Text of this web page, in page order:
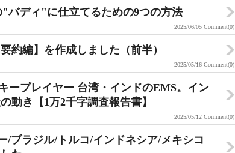
バディ"に仕立てるための9つの方法
2025/06/05 Comment(0)
約編】を作成しました（前半）
2025/05/16 Comment(0)
ープレイヤー 台湾・インドのEMS。イン
動き【1万2千字調査報告書】
2025/05/12 Comment(0)
/ブラジル/トルコ/インドネシア/メキシコ